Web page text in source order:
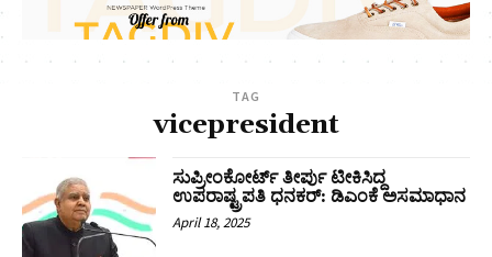
TAG
vicepresident
ಸುಪ್ರೀಂಕೋರ್ಟ್‌ ತೀರ್ಪು ಟೀಕಿಸಿದ್ದ
ಉಪರಾಷ್ಟ್ರಪತಿ ಧನಕರ್‌: ಡಿಎಂಕೆ ಅಸಮಾಧಾನ
April 18, 2025